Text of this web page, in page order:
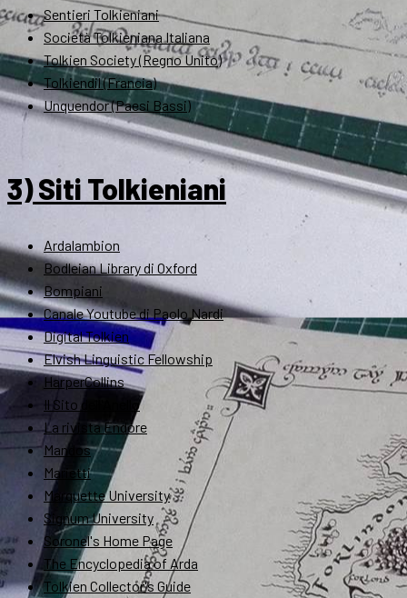
Sentieri Tolkieniani
Società Tolkieniana Italiana
Tolkien Society (Regno Unito)
Tolkiendil (Francia)
Unquendor (Paesi Bassi)
3) Siti Tolkieniani
Ardalambion
Bodleian Library di Oxford
Bompiani
Canale Youtube di Paolo Nardi
Digital Tolkien
Elvish Linguistic Fellowship
HarperCollins
Il Sito dell'Anello
La rivista Endóre
Mandos
Marietti
Marquette University
Signum University
Soronel's Home Page
The Encyclopedia of Arda
Tolkien Collector's Guide